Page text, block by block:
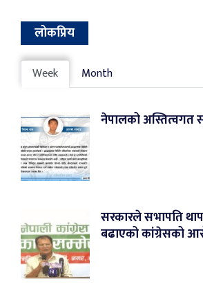
लोकप्रिय
Week Month
नेपालको अस्तित्वगत
सरकारले सभापति
बढाएको कांग्रेसको